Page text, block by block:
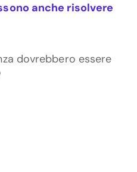
anche risolvere
dovrebbero essere